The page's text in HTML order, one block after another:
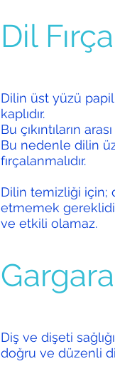
Dil
Dilin üst yüzü
kaplıdır.
Bu çıkıntıların
Bu nedenle dilin
fırçalanmalıdır.
Dilin temizliği için;
etmemek
ve etkili olamaz.
Diş ve dişeti
doğru ve düzenli